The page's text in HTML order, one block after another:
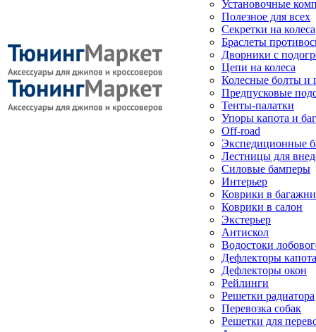
Установочные
Полезное для всех
Секретки на колеса
Браслеты
Дворники с
Цепи на колеса
Колесные болты и
Предпусковые
Тенты-палатки
Упоры капота и
Off-road
Экспедиционные
Лестницы для
Силовые бамперы
Интерьер
Коврики в
Коврики в салон
Экстерьер
Антискол
Водостоки
Дефлекторы капота
Дефлекторы окон
Рейлинги
Решетки радиатора
Перевозка собак
Решетки для